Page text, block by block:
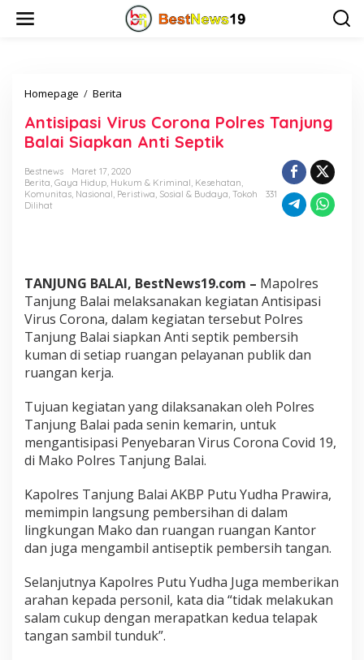
Homepage / Berita
t
i
s
i
p
a
u
s
C
o
r
o
o
l
r
e
a
n
j
u
B
a
l
a
Antisipasi Virus Corona Polres Tanjung
Balai Siapkan Anti Septik
Bestnews
Maret 17, 2020
Berita, Gaya Hidup, Hukum & Kriminal, Kesehatan,
Komunitas, Nasional, Peristiwa, Sosial & Budaya, Tokoh
331
Dilihat
TANJUNG BALAI, BestNews19.com – Mapolres
Tanjung Balai melaksanakan kegiatan Antisipasi
Virus Corona, dalam kegiatan tersebut Polres
Tanjung Balai siapkan Anti septik pembersih
kuman di setiap ruangan pelayanan publik dan
ruangan kerja.
Tujuan kegiatan yang dilaksanakan oleh Polres
Tanjung Balai pada senin kemarin, untuk
mengantisipasi Penyebaran Virus Corona Covid 19,
di Mako Polres Tanjung Balai.
Kapolres Tanjung Balai AKBP Putu Yudha Prawira,
memimpin langsung pembersihan di dalam
lingkungan Mako dan ruangan ruangan Kantor
dan juga mengambil antiseptik pembersih tangan.
Selanjutnya Kapolres Putu Yudha Juga memberikan
arahan kepada personil, kata dia “tidak melakukan
salam cukup dengan merapatkan kedua telapak
tangan sambil tunduk”.